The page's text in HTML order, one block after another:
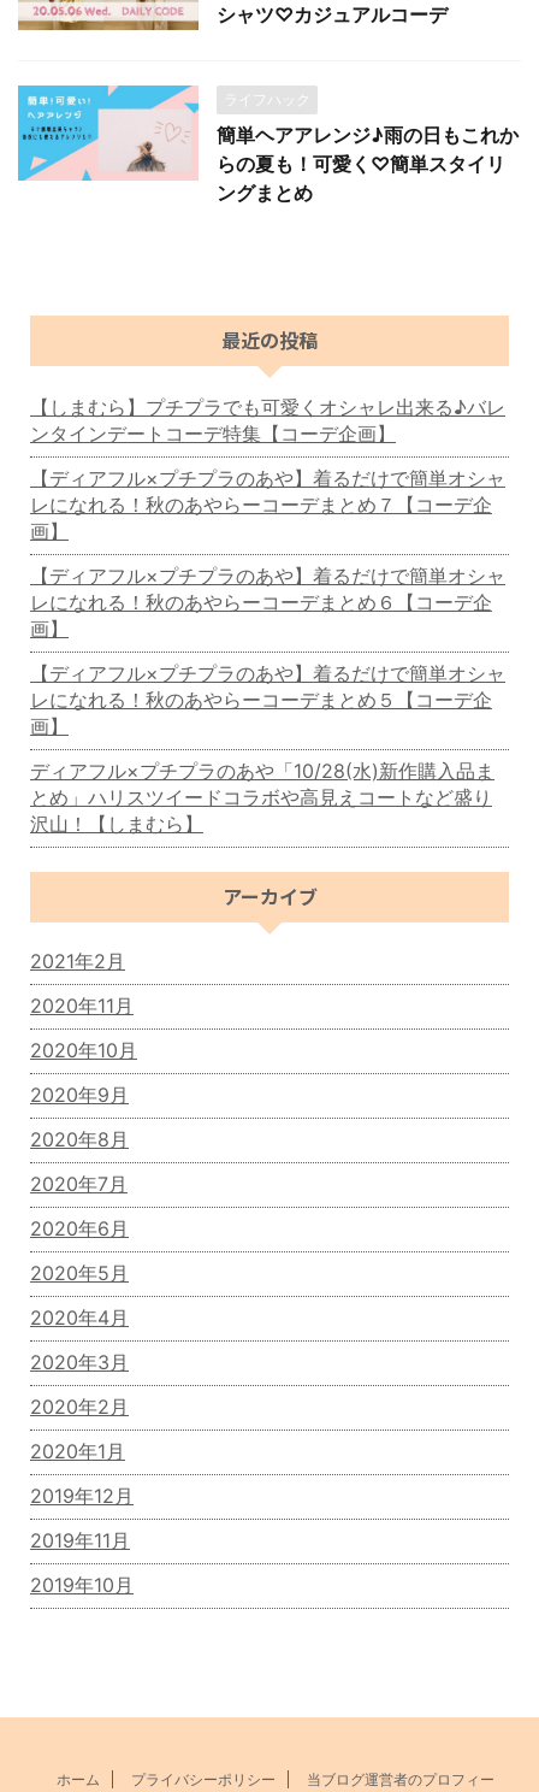
シャツ♡カジュアルコーデ
ライフハック
簡単ヘアアレンジ♪雨の日もこれか
らの夏も！可愛く♡簡単スタイリ
ングまとめ
最近の投稿
【しまむら】プチプラでも可愛くオシャレ出来る♪バレ
ンタインデートコーデ特集【コーデ企画】
【ディアフル×プチプラのあや】着るだけで簡単オシャ
レになれる！秋のあやらーコーデまとめ７【コーデ企
画】
【ディアフル×プチプラのあや】着るだけで簡単オシャ
レになれる！秋のあやらーコーデまとめ６【コーデ企
画】
【ディアフル×プチプラのあや】着るだけで簡単オシャ
レになれる！秋のあやらーコーデまとめ５【コーデ企
画】
ディアフル×プチプラのあや「10/28(水)新作購入品ま
とめ」ハリスツイードコラボや高見えコートなど盛り
沢山！【しまむら】
アーカイブ
2021年2月
2020年11月
2020年10月
2020年9月
2020年8月
2020年7月
2020年6月
2020年5月
2020年4月
2020年3月
2020年2月
2020年1月
2019年12月
2019年11月
2019年10月
ホーム プライバシーポリシー 当ブログ運営者のプロフィー